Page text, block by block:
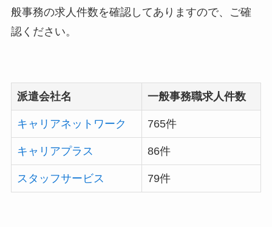
般事務の求人件数を確認してありますので、ご確
認ください。
派遣会社名 一般事務職求人件数
キャリアネットワーク 765件
キャリアプラス 86件
スタッフサービス 79件